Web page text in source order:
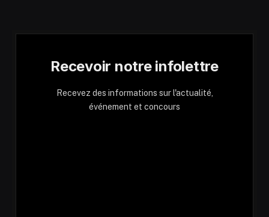
Recevoir notre infolettre
Recevez des informations sur l'actualité,
événement et concours